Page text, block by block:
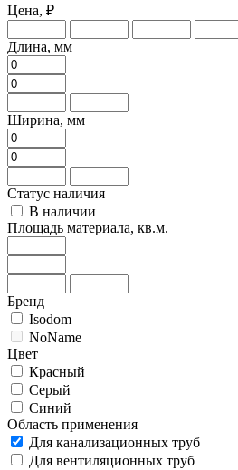
Цена, ₽
Длина, мм
Ширина, мм
Статус наличия
В наличии
Площадь материала, кв.м.
Бренд
Isodom
NoName
Цвет
Красный
Серый
Синий
Область применения
Для канализационных труб
Для вентиляционных труб